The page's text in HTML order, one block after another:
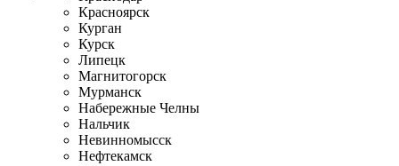
Красноярск
Курган
Курск
Липецк
Магнитогорск
Мурманск
Набережные Челны
Нальчик
Невинномысск
Нефтекамск